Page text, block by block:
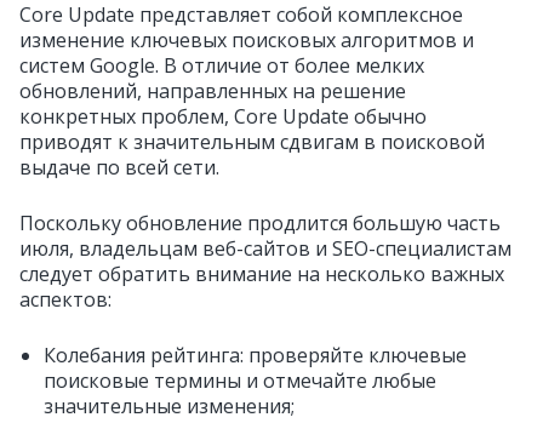
Core Update представляет собой комплексное
изменение ключевых поисковых алгоритмов и
систем Google. В отличие от более мелких
обновлений, направленных на решение
конкретных проблем, Core Update обычно
приводят к значительным сдвигам в поисковой
выдаче по всей сети.
Поскольку обновление продлится большую часть
июля, владельцам веб-сайтов и SEO-специалистам
следует обратить внимание на несколько важных
аспектов:
Колебания рейтинга: проверяйте ключевые
поисковые термины и отмечайте любые
значительные изменения;